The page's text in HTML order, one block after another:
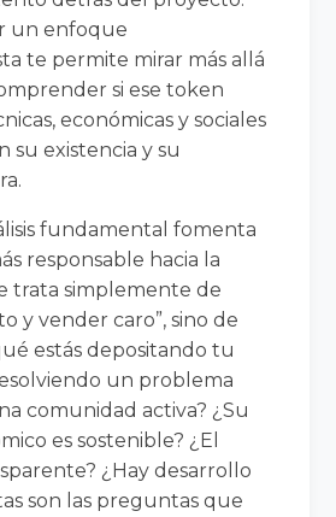
un enfoque
te permite mirar más allá
si ese token
económicas y sociales
su existencia y su
fundamental fomenta
responsable hacia la
trata simplemente de
y vender caro”, sino de
estás depositando tu
un problema
comunidad activa? ¿Su
es sostenible? ¿El
¿Hay desarrollo
son las preguntas que